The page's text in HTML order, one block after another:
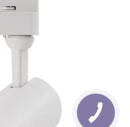
КНОПКА
СВЯЗИ